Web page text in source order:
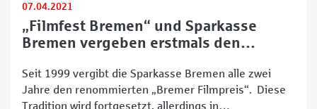
07.04.2021
„Filmfest Bremen“ und Sparkasse
Bremen vergeben erstmals den
Seit 1999 vergibt die Sparkasse Bremen alle zwei
Jahre den renommierten „Bremer Filmpreis“. Diese
Tradition wird fortgesetzt, allerdings in